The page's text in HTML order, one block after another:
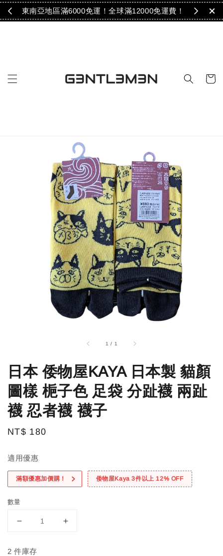
！ 東南亞地區滿6000免運！全球滿12000免運費！
1 / 1
日本 倭物屋KAYA 日本製 貓顏
圖樣 梔子色 足袋 分趾襪 兩趾
襪 忍者襪 襪子
Regular
NT$ 180
適用優惠
滿額優惠加價購！ 倭物屋Kaya 3件以上 12% OFF
數量
2 件庫存